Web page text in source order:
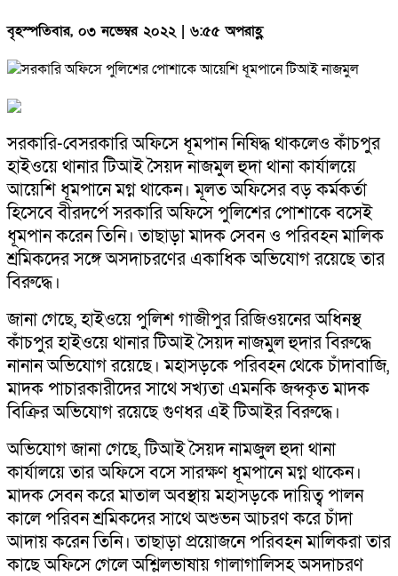
বৃহস্পতিবার, ০৩ নভেম্বর ২০২২ | ৬:৫৫ অপরাহ্ণ
সরকারি-বেসরকারি অফিসে ধূমপান নিষিদ্ধ থাকলেও কাঁচপুর
হাইওয়ে থানার টিআই সৈয়দ নাজমুল হুদা থানা কার্যালয়ে
আয়েশি ধূমপানে মগ্ন থাকেন। মূলত অফিসের বড় কর্মকর্তা
হিসেবে বীরদর্পে সরকারি অফিসে পুলিশের পোশাকে বসেই
ধূমপান করেন তিনি। তাছাড়া মাদক সেবন ও পরিবহন মালিক
শ্রমিকদের সঙ্গে অসদাচরণের একাধিক অভিযোগ রয়েছে তার
বিরুদ্ধে।
জানা গেছে, হাইওয়ে পুলিশ গাজীপুর রিজিওয়নের অধিনস্থ
কাঁচপুর হাইওয়ে থানার টিআই সৈয়দ নাজমুল হুদার বিরুদ্ধে
নানান অভিযোগ রয়েছে। মহাসড়কে পরিবহন থেকে চাঁদাবাজি,
মাদক পাচারকারীদের সাথে সখ্যতা এমনকি জব্দকৃত মাদক
বিক্রির অভিযোগ রয়েছে গুণধর এই টিআইর বিরুদ্ধে।
অভিযোগ জানা গেছে, টিআই সৈয়দ নামজুল হুদা থানা
কার্যালয়ে তার অফিসে বসে সারক্ষণ ধূমপানে মগ্ন থাকেন।
মাদক সেবন করে মাতাল অবস্থায় মহাসড়কে দায়িত্ব পালন
কালে পরিবন শ্রমিকদের সাথে অশুভন আচরণ করে চাঁদা
আদায় করেন তিনি। তাছাড়া প্রয়োজনে পরিবহন মালিকরা তার
কাছে অফিসে গেলে অশ্লিলভাষায় গালাগালিসহ অসদাচরণ